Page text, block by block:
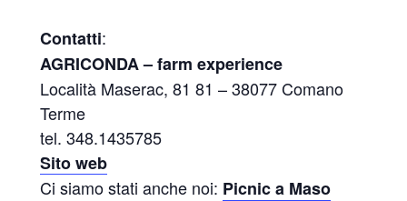
Contatti:
AGRICONDA – farm experience
Località Maserac, 81 81 – 38077 Comano
Terme
tel. 348.1435785
Sito web
Ci siamo stati anche noi: Picnic a Maso